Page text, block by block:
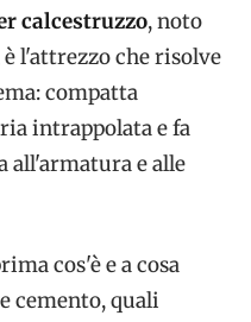
calcestruzzo, noto
è l'attrezzo che risolve
compatta
intrappolata e fa
all'armatura e alle
cos'è e a cosa
cemento, quali